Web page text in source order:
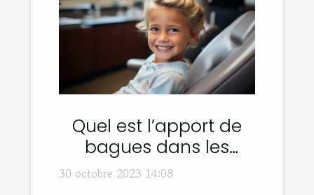
Quel est l’apport de
bagues dans les
traitements dentaires
30 octobre 2023 14:08